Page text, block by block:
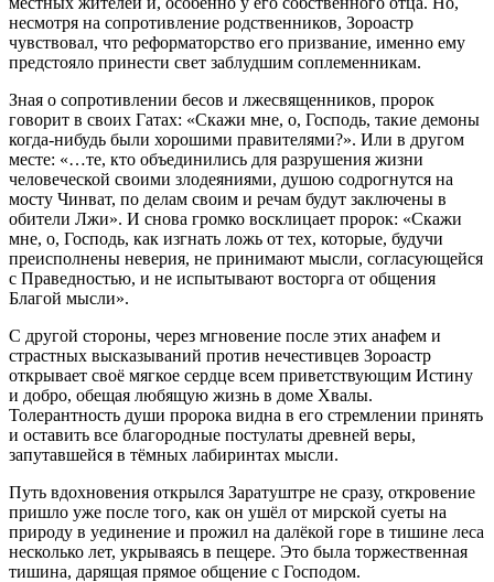
несмотря на сопротивление родственников, Зороастр
чувствовал, что реформаторство его призвание, именно ему
предстояло принести свет заблудшим соплеменникам.
Зная о сопротивлении бесов и лжесвященников, пророк
говорит в своих Гатах: «Скажи мне, о, Господь, такие демоны
когда-нибудь были хорошими правителями?». Или в другом
месте: «…те, кто объединились для разрушения жизни
человеческой своими злодеяниями, душою содрогнутся на
мосту Чинват, по делам своим и речам будут заключены в
обители Лжи». И снова громко восклицает пророк: «Скажи
мне, о, Господь, как изгнать ложь от тех, которые, будучи
преисполнены неверия, не принимают мысли, согласующейся
с Праведностью, и не испытывают восторга от общения
Благой мысли».
С другой стороны, через мгновение после этих анафем и
страстных высказываний против нечестивцев Зороастр
открывает своё мягкое сердце всем приветствующим Истину
и добро, обещая любящую жизнь в доме Хвалы.
Толерантность души пророка видна в его стремлении принять
и оставить все благородные постулаты древней веры,
запутавшейся в тёмных лабиринтах мысли.
Путь вдохновения открылся Заратуштре не сразу, откровение
пришло уже после того, как он ушёл от мирской суеты на
природу в уединение и прожил на далёкой горе в тишине леса
несколько лет, укрываясь в пещере. Это была торжественная
тишина, дарящая прямое общение с Господом.